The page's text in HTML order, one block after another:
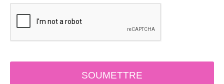
SOUMETTRE